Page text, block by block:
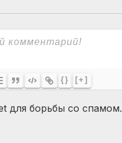
{} [+]
для борьбы со спамом.